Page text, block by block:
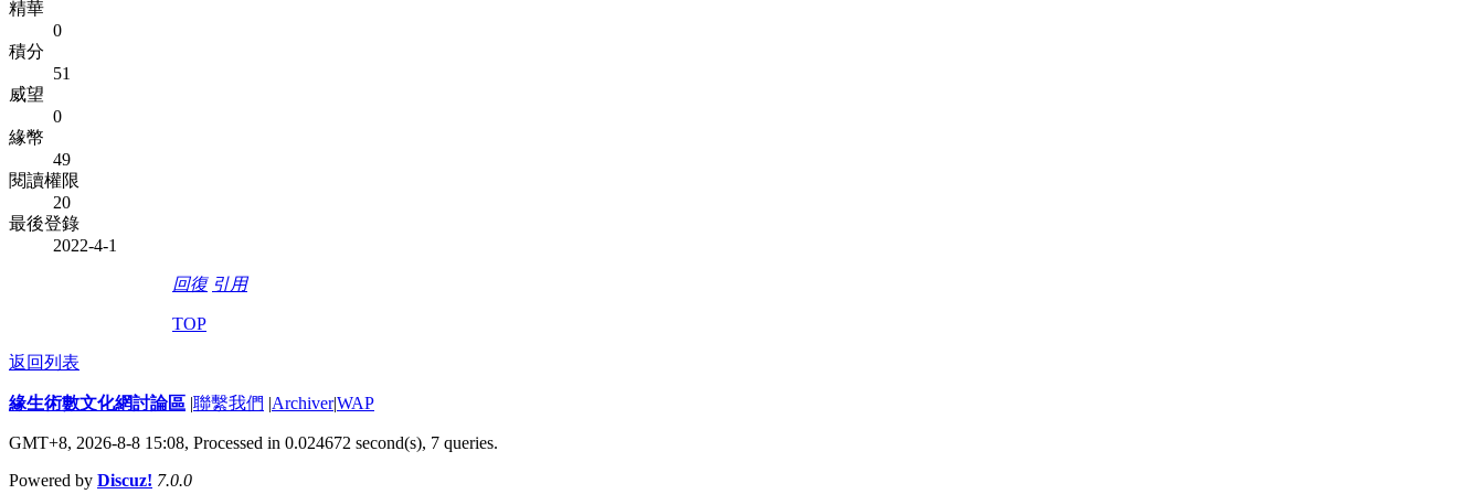
精華
0
積分
51
威望
0
緣幣
49
閱讀權限
20
最後登錄
2022-4-1
回復 引用
TOP
返回列表
緣生術數文化網討論區 |聯繫我們 |Archiver|WAP
GMT+8, 2026-8-8 15:08, Processed in 0.024672 second(s), 7 queries.
Powered by Discuz! 7.0.0